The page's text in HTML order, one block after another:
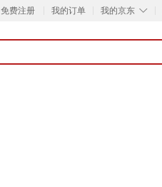
免费注册 我的订单 ◇
我的京东